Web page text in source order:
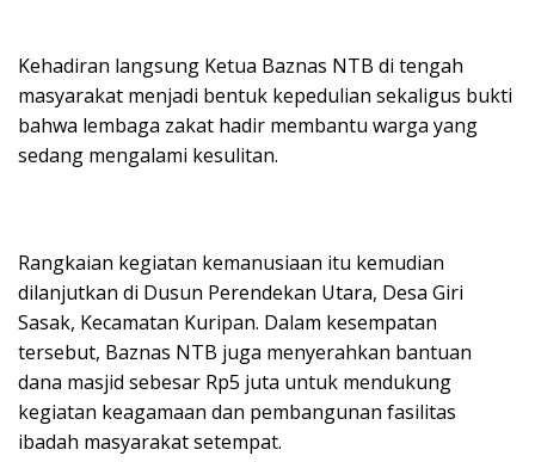
Kehadiran langsung Ketua Baznas NTB di tengah
masyarakat menjadi bentuk kepedulian sekaligus bukti
bahwa lembaga zakat hadir membantu warga yang
sedang mengalami kesulitan.
Rangkaian kegiatan kemanusiaan itu kemudian
dilanjutkan di Dusun Perendekan Utara, Desa Giri
Sasak, Kecamatan Kuripan. Dalam kesempatan
tersebut, Baznas NTB juga menyerahkan bantuan
dana masjid sebesar Rp5 juta untuk mendukung
kegiatan keagamaan dan pembangunan fasilitas
ibadah masyarakat setempat.